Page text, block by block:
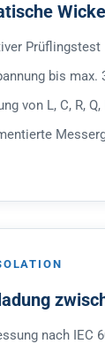
Prüflingstest
bis max.
von L, C, R, Q,
nach IEC